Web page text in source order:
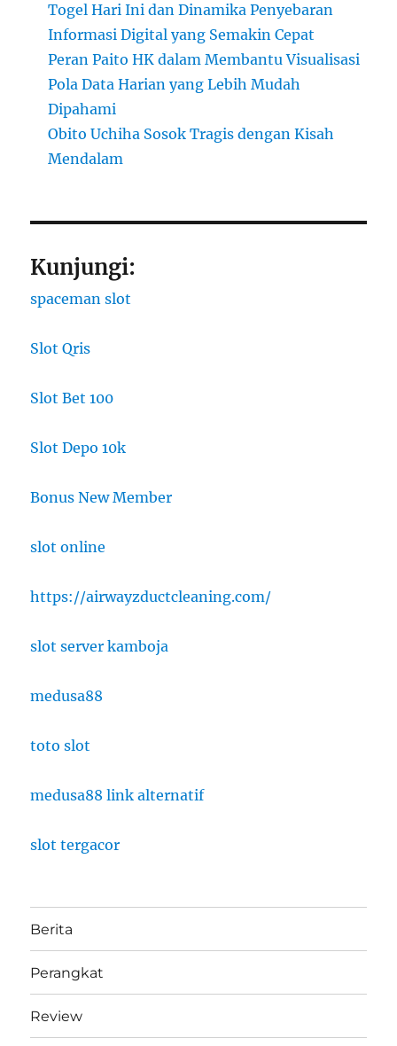
Togel Hari Ini dan Dinamika Penyebaran
Informasi Digital yang Semakin Cepat
Peran Paito HK dalam Membantu Visualisasi
Pola Data Harian yang Lebih Mudah
Dipahami
Obito Uchiha Sosok Tragis dengan Kisah
Mendalam
Kunjungi:
spaceman slot
Slot Qris
Slot Bet 100
Slot Depo 10k
Bonus New Member
slot online
https://airwayzductcleaning.com/
slot server kamboja
medusa88
toto slot
medusa88 link alternatif
slot tergacor
Berita
Perangkat
Review